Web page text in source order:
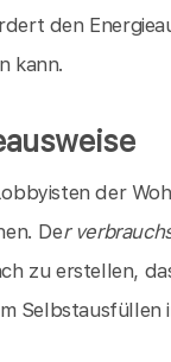
den
kann.
der
Der
zu erstellen,